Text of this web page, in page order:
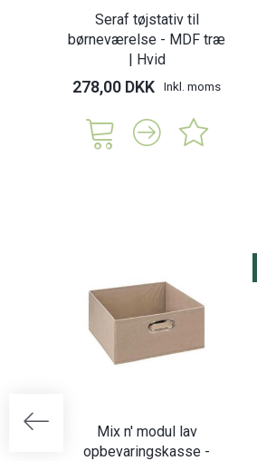
Seraf tøjstativ til
børneværelse - MDF træ
| Hvid
278,00 DKK Inkl. moms
Mix n' modul lav
opbevaringskasse -